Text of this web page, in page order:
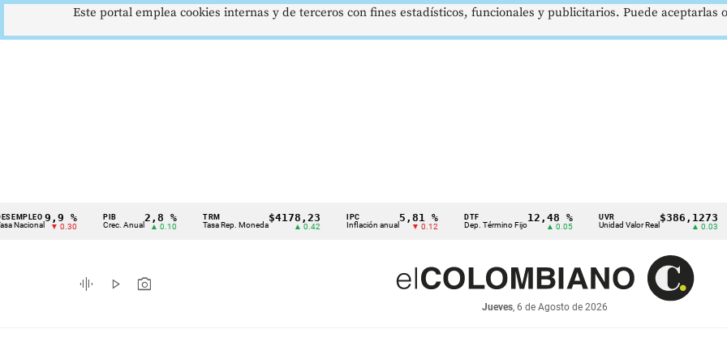
Cintillo
indicadores
económicos
9,9 %
▼ 0.30
PIB
Crec. Anual
2,8 %
▲ 0.10
TRM
Tasa Rep. Moneda
$4178,23
▲ 0.42
IPC
Inflación anual
5,81 %
▼ 0.12
DTF
Dep. Término Fijo
12,48 %
▲ 0.05
UVR
Unidad Valor Real
$386,1273
▲ 0.03
graphic_eq play_arrow photo_camera
Jueves, 6 de Agosto de 2026
Este portal emplea cookies internas y de terceros con fines estadísticos, funcionales y publicitarios. Puede aceptarlas